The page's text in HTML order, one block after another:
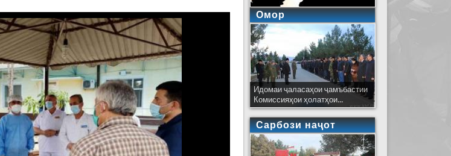
Омор
Идомаи ҷаласаҳои ҷамъбастии
Комиссияҳои ҳолатҳои...
Сарбози наҷот